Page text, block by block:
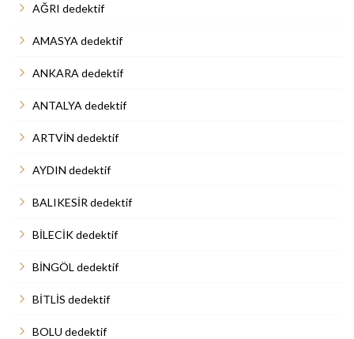
AĞRI dedektif
AMASYA dedektif
ANKARA dedektif
ANTALYA dedektif
ARTVİN dedektif
AYDIN dedektif
BALIKESİR dedektif
BİLECİK dedektif
BİNGÖL dedektif
BİTLİS dedektif
BOLU dedektif